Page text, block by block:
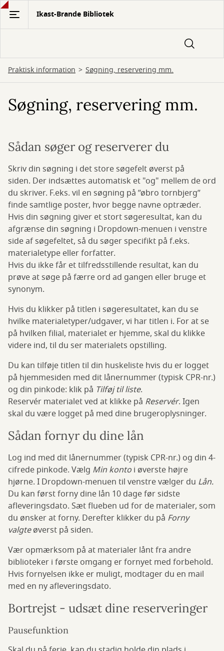
Gå
hovedindhold
Ikast-Brande Bibliotek
Praktisk information Søgning, reservering mm.
Søgning, reservering mm.
Sådan søger og reserverer du
Skriv din søgning i det store søgefelt øverst på
siden. Der indsættes automatisk et "og" mellem de ord
du skriver. F.eks. vil en søgning på ”øbro tornbjerg”
finde samtlige poster, hvor begge navne optræder.
Hvis din søgning giver et stort søgeresultat, kan du
afgrænse din søgning i Dropdown-menuen i venstre
side af søgefeltet, så du søger specifikt på f.eks.
materialetype eller forfatter.
Hvis du ikke får et tilfredsstillende resultat, kan du
prøve at søge på færre ord ad gangen eller bruge et
synonym.
Hvis du klikker på titlen i søgeresultatet, kan du se
hvilke materialetyper/udgaver, vi har titlen i. For at se
på hvilken filial, materialet er hjemme, skal du klikke
videre ind, til du ser materialets opstilling.
Du kan tilføje titlen til din huskeliste hvis du er logget
på hjemmesiden med dit lånernummer (typisk CPR-nr.)
og din pinkode: klik på Tilføj til liste.
Reservér materialet ved at klikke på Reservér. Igen
skal du være logget på med dine brugeroplysninger.
Sådan fornyr du dine lån
Log ind med dit lånernummer (typisk CPR-nr.) og din 4-
cifrede pinkode. Vælg Min konto i øverste højre
hjørne. I Dropdown-menuen til venstre vælger du Lån.
Du kan først forny dine lån 10 dage før sidste
afleveringsdato. Sæt flueben ud for de materialer, som
du ønsker at forny. Derefter klikker du på Forny
valgteøverst på siden.
Vær opmærksom på at materialer lånt fra andre
biblioteker i første omgang er fornyet med forbehold.
Hvis fornyelsen ikke er muligt, modtager du en mail
med en ny afleveringsdato.
Bortrejst - udsæt dine reserveringer
Pausefunktion